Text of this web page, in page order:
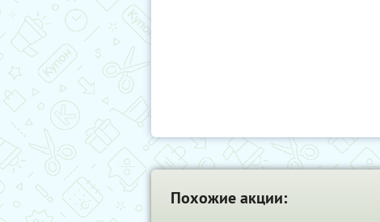
Похожие акции: